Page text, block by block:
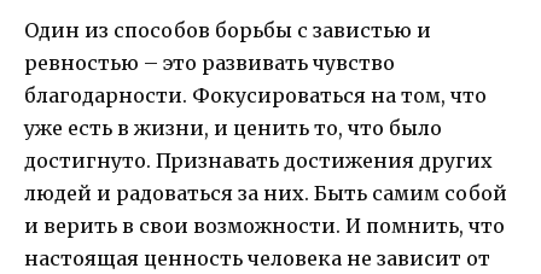
Один из способов борьбы с завистью и
ревностью – это развивать чувство
благодарности. Фокусироваться на том, что
уже есть в жизни, и ценить то, что было
достигнуто. Признавать достижения других
людей и радоваться за них. Быть самим собой
и верить в свои возможности. И помнить, что
настоящая ценность человека не зависит от